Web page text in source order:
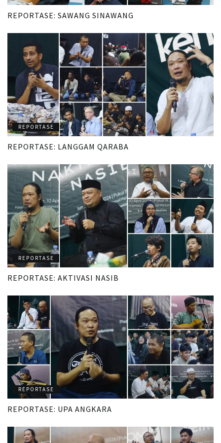
REPORTASE: SAWANG SINAWANG
REPORTASE
REPORTASE: LANGGAM QARABA
REPORTASE
REPORTASE: AKTIVASI NASIB
REPORTASE
REPORTASE: UPA ANGKARA